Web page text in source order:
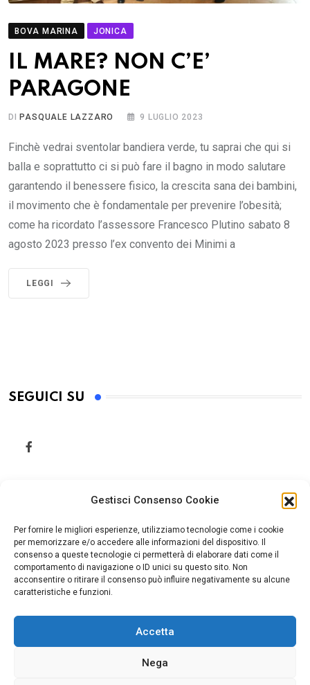
Gestisci Consenso Cookie
Per fornire le migliori esperienze, utilizziamo tecnologie come i cookie
per memorizzare e/o accedere alle informazioni del dispositivo. Il
consenso a queste tecnologie ci permetterà di elaborare dati come il
comportamento di navigazione o ID unici su questo sito. Non
acconsentire o ritirare il consenso può influire negativamente su alcune
caratteristiche e funzioni.
Accetta
Nega
BOVA MARINA JONICA
IL MARE? NON C’E’
PARAGONE
DI PASQUALE LAZZARO 9 LUGLIO 2023
Finchè vedrai sventolar bandiera verde, tu saprai che qui si
balla e soprattutto ci si può fare il bagno in modo salutare
garantendo il benessere fisico, la crescita sana dei bambini,
il movimento che è fondamentale per prevenire l’obesità;
come ha ricordato l’assessore Francesco Plutino sabato 8
agosto 2023 presso l’ex convento dei Minimi a
LEGGI
SEGUICI SU
Home Cookie Policy (UE)